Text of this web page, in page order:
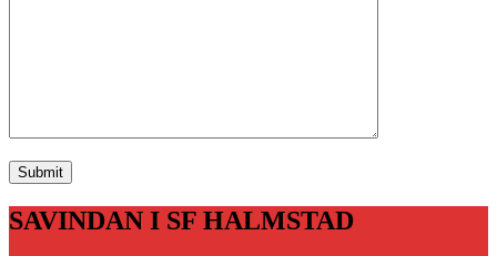
SAVINDAN I SF HALMSTAD